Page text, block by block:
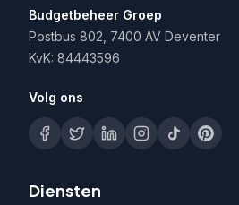
Budgetbeheer Groep
Postbus 802, 7400 AV Deventer
KvK: 84443596
Volg ons
Diensten